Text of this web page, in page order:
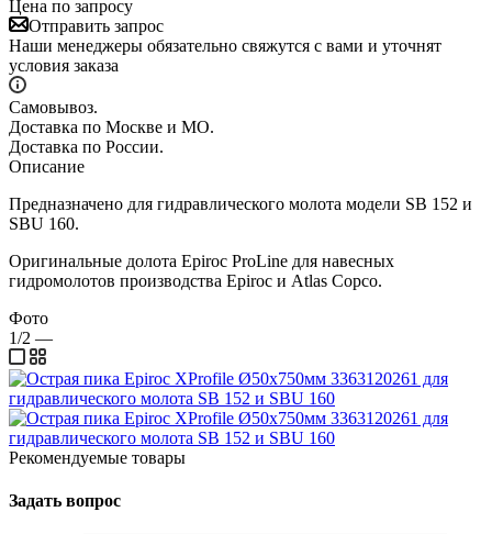
Цена по запросу
Отправить запрос
Наши менеджеры обязательно свяжутся с вами и уточнят
условия заказа
Самовывоз.
Доставка по Москве и МО.
Доставка по России.
Описание
Предназначено для гидравлического молота модели SB 152 и
SBU 160.
Оригинальные долота Epiroc ProLine для навесных
гидромолотов производства Epiroc и Atlas Copco.
Фото
1/2 —
Рекомендуемые товары
Задать вопрос